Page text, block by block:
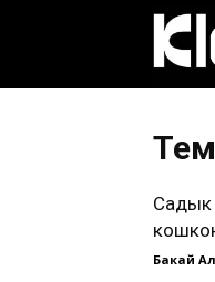
Садык
Бакай